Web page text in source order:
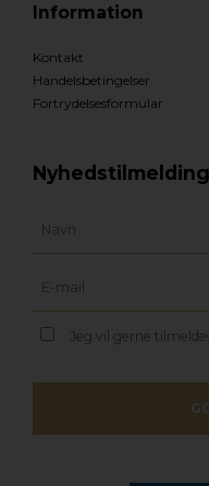
Information
Kontakt
Handelsbetingelser
Fortrydelsesformular
Nyhedstilmelding
Jeg vil gerne